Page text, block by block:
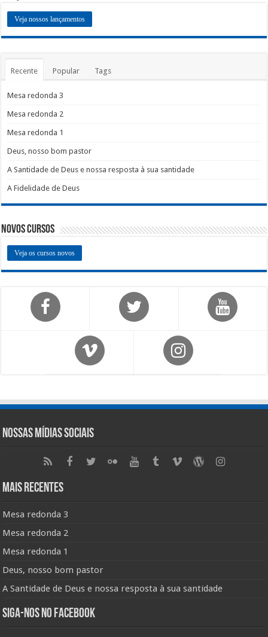
Veja nossos lançamentos
Recente Popular Tags
Mesa redonda 3
Mesa redonda 2
Mesa redonda 1
Deus, nosso bom pastor
A Santidade de Deus e nossa resposta à sua santidade
A Fidelidade de Deus
Novos Cursos
Veja os cursos novos
Nossas Mídias Sociais
Mais Recentes
Mesa redonda 3
Mesa redonda 2
Mesa redonda 1
Deus, nosso bom pastor
A Santidade de Deus e nossa resposta à sua santidade
Siga-nos no Facebook